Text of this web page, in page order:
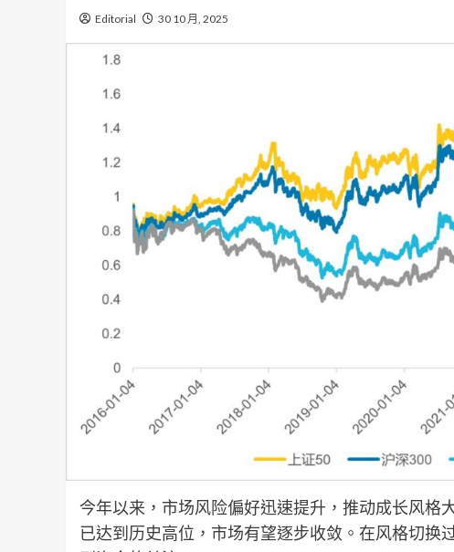
Editorial 30 10 月, 2025
今年以来，市场风险偏好迅速提升，推动成长风格
已达到历史高位，市场有望逐步收敛。在风格切换